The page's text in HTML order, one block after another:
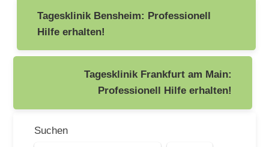
Tagesklinik Bensheim: Professionell
Hilfe erhalten!
Tagesklinik Frankfurt am Main:
Professionell Hilfe erhalten!
Suchen